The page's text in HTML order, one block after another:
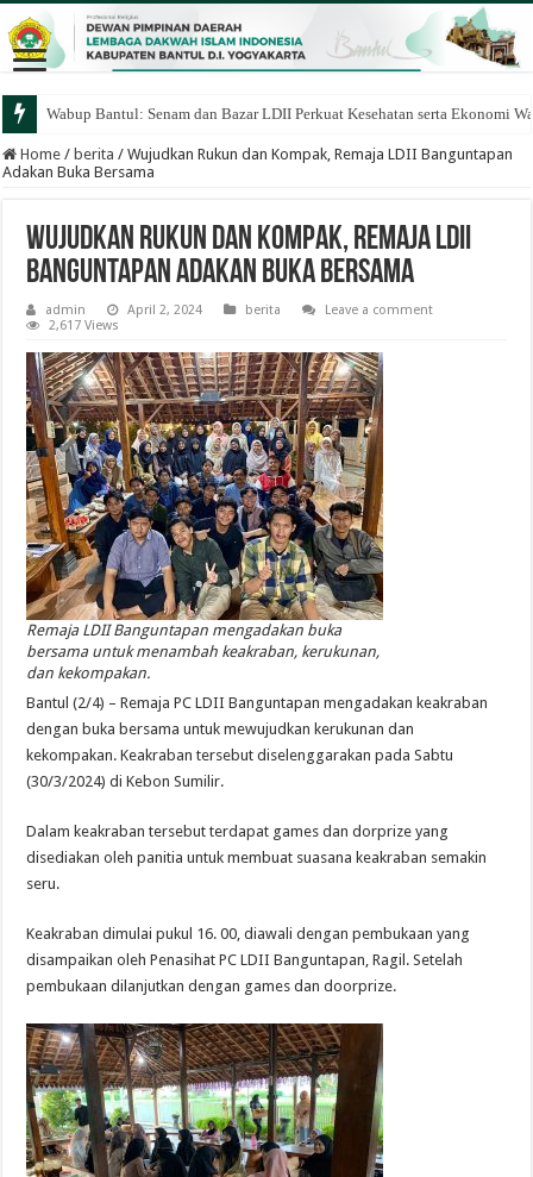
Wabup Bantul: Senam dan Bazar LDII Perkuat Kesehatan serta Ekonomi
Home / berita / Wujudkan Rukun dan Kompak, Remaja LDII Banguntapan
Adakan Buka Bersama
Wujudkan Rukun dan Kompak, Remaja LDII
Banguntapan Adakan Buka Bersama
admin April 2, 2024 berita
Leave a comment
2,617 Views
Remaja LDII Banguntapan mengadakan buka
bersama untuk menambah keakraban, kerukunan,
dan kekompakan.
Bantul (2/4) – Remaja PC LDII Banguntapan mengadakan keakraban
dengan buka bersama untuk mewujudkan kerukunan dan
kekompakan. Keakraban tersebut diselenggarakan pada Sabtu
(30/3/2024) di Kebon Sumilir.
Dalam keakraban tersebut terdapat games dan dorprize yang
disediakan oleh panitia untuk membuat suasana keakraban semakin
seru.
Keakraban dimulai pukul 16. 00, diawali dengan pembukaan yang
disampaikan oleh Penasihat PC LDII Banguntapan, Ragil. Setelah
pembukaan dilanjutkan dengan games dan doorprize.